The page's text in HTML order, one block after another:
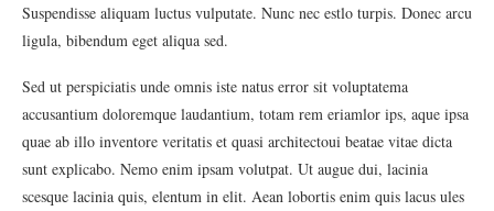
Suspendisse aliquam luctus vulputate. Nunc nec estlo turpis. Donec arcu
ligula, bibendum eget aliqua sed.
Sed ut perspiciatis unde omnis iste natus error sit voluptatema
accusantium doloremque laudantium, totam rem eriamlor ips, aque ipsa
quae ab illo inventore veritatis et quasi architectoui beatae vitae dicta
sunt explicabo. Nemo enim ipsam volutpat. Ut augue dui, lacinia
scesque lacinia quis, elentum in elit. Aean lobortis enim quis lacus ules